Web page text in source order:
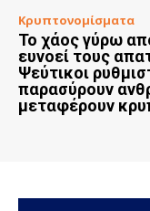
Κρυπτονομίσματα
Το χάος γύρω
ευνοεί τους
Ψεύτικοι
παρασύρουν
μεταφέρουν